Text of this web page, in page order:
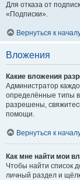
Для отказа от
«Подписки».
Вернуться к
Вложения
Какие вложения
Администратор
определённые типы
разрешены,
помощи.
Вернуться к
Как мне найти мои
Чтобы найти список
личный раздел и